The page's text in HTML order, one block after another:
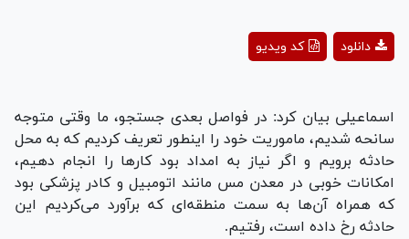
Playکد ویدیو دانلود
اسماعیلی بیان کرد: در فواصل بعدی جستجو، ما وقتی متوجه
سانحه شدیم، ماموریت خود را اینطور تعریف کردیم که به محل
حادثه برویم و اگر نیاز به امداد بود کارها را انجام دهیم،
امکانات خوبی در معدن مس مانند اتومبیل و کادر پزشکی بود
که همراه آن‌ها به سمت منطقه‌ای که برآورد می‌کردیم این
حادثه رخ داده است، رفتیم.